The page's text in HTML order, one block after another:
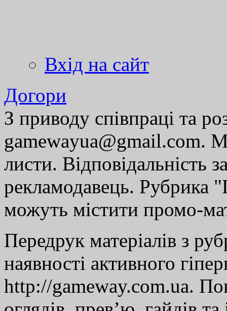
Вхід на сайт
Догори
З приводу співпраці та
gamewayua@gmail.com.
листи. Відповідальність
рекламодавець. Рубрика
можуть містити промо-
Передрук матеріалів з
наявності активного
http://gameway.com.ua.